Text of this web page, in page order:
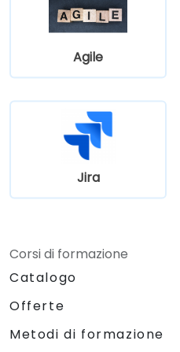
Agile
Jira
Corsi di formazione
Catalogo
Offerte
Metodi di formazione